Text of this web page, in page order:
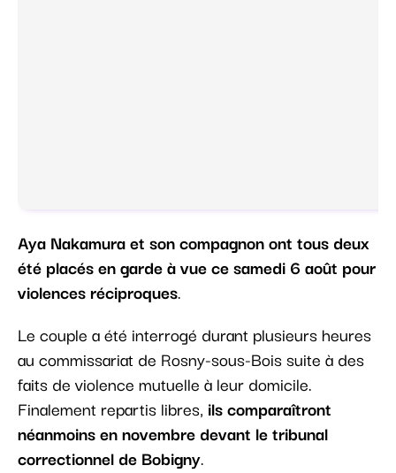
Aya Nakamura et son compagnon ont tous deux
été placés en garde à vue ce samedi 6 août pour
violences réciproques.
Le couple a été interrogé durant plusieurs heures
au commissariat de Rosny-sous-Bois suite à des
faits de violence mutuelle à leur domicile.
Finalement repartis libres, ils comparaîtront
néanmoins en novembre devant le tribunal
correctionnel de Bobigny.